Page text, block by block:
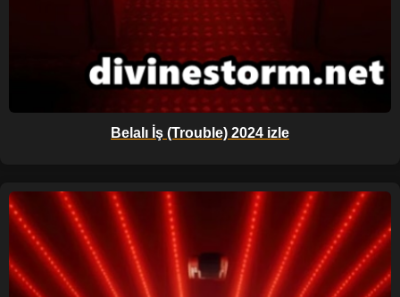
Belalı İş (Trouble) 2024 izle